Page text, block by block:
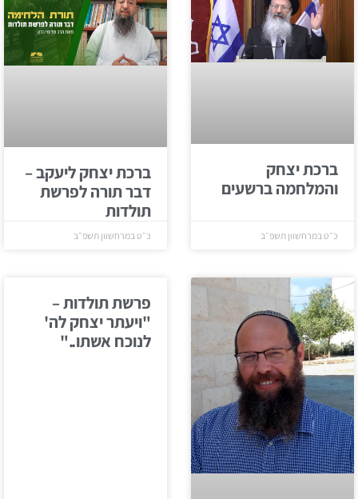
ברכת יצחק
והמלחמה ברשעים
כ״ט במרחשוון תשפ״ב
ברכת יצחק ליעקב –
דבר תורה לפרשת
תולדות
כ״ט במרחשוון תשפ״ב
פרשת תולדות –
"ויעתר יצחק לה'
לנוכח אשתו.."